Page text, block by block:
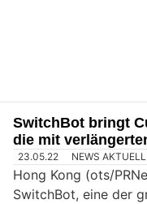
SwitchBot bringt
die mit
23.05.22 NEWS AKTUELL
Hong Kong (ots/
SwitchBot, eine der